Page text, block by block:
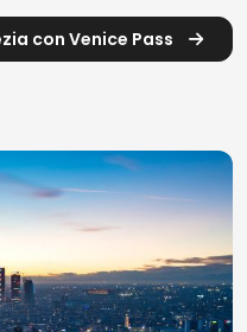
con Venice Pass